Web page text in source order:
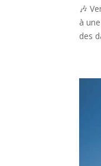
🎶
à
des